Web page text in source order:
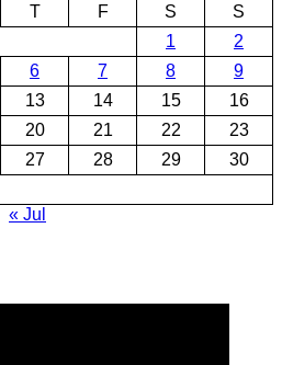
T F S
S
1
2
6 7 8
9
13 14 15
16
20 21 22
23
27 28 29
30
« Jul